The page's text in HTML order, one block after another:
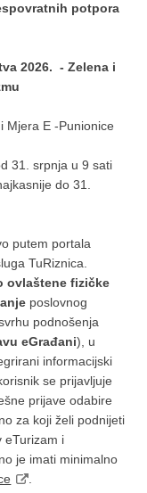
potpora
2026. -Zelena i
Mjera E -Punionice
31. srpnja u 9 sati
do 31.
putem portala
TuRiznica.
ovlaštene fizičke
poslovnog
podnošenja
eGrađani), u
informacijski
se prijavljuje
prijave odabire
za koji želi podnijeti
eTurizam i
je imati minimalno